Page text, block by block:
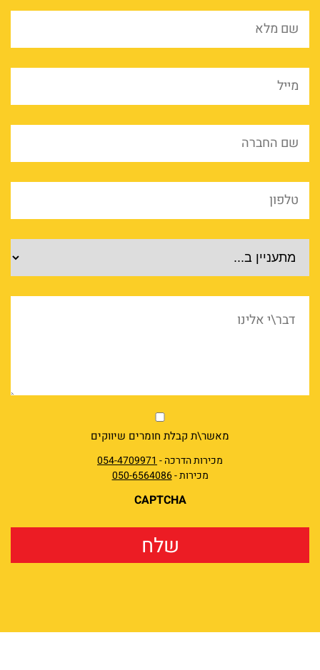
שם
מייל
שם
טלפון
מוצרים
דבר\י
market
מאשר\ת קבלת חומרים שיווקים
מכירות הדרכה -054-4709971
מכירות -050-6564086
CAPTCHA